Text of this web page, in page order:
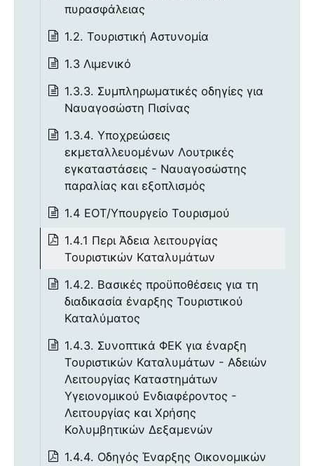
πυρασφάλειας
1.2. Τουριστική Αστυνομία
1.3 Λιμενικό
1.3.3. Συμπληρωματικές οδηγίες για
Ναυαγοσώστη Πισίνας
1.3.4. Υποχρεώσεις
εκμεταλλευομένων Λουτρικές
εγκαταστάσεις - Ναυαγοσώστης
παραλίας και εξοπλισμός
1.4 ΕΟΤ/Υπουργείο Τουρισμού
1.4.1 Περι Άδεια λειτουργίας
Τουριστικών Καταλυμάτων
1.4.2. Βασικές προϋποθέσεις για τη
διαδικασία έναρξης Τουριστικού
Καταλύματος
1.4.3. Συνοπτικά ΦΕΚ για έναρξη
Τουριστικών Καταλυμάτων - Αδειών
Λειτουργίας Καταστημάτων
Υγειονομικού Ενδιαφέροντος -
Λειτουργίας και Χρήσης
Κολυμβητικών Δεξαμενών
1.4.4. Οδηγός Έναρξης Οικονομικών